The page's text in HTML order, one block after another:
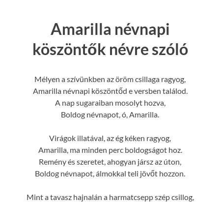
Amarilla névnapi
köszöntők névre szóló
Mélyen a szívünkben az öröm csillaga ragyog,
Amarilla névnapi köszöntőd e versben találod.
A nap sugaraiban mosolyt hozva,
Boldog névnapot, ó, Amarilla.
Virágok illatával, az ég kéken ragyog,
Amarilla, ma minden perc boldogságot hoz.
Remény és szeretet, ahogyan jársz az úton,
Boldog névnapot, álmokkal teli jövőt hozzon.
Mint a tavasz hajnalán a harmatcsepp szép csillog,